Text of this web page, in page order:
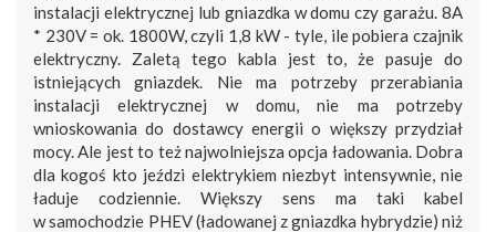
instalacji elektrycznej lub gniazdka w domu czy garażu. 8A
* 230V = ok. 1800W, czyli 1,8 kW - tyle, ile pobiera czajnik
elektryczny. Zaletą tego kabla jest to, że pasuje do
istniejących gniazdek. Nie ma potrzeby przerabiania
instalacji elektrycznej w domu, nie ma potrzeby
wnioskowania do dostawcy energii o większy przydział
mocy. Ale jest to też najwolniejsza opcja ładowania. Dobra
dla kogoś kto jeździ elektrykiem niezbyt intensywnie, nie
ładuje codziennie. Większy sens ma taki kabel
w samochodzie PHEV (ładowanej z gniazdka hybrydzie) niż